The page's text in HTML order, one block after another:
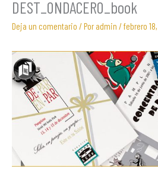
DEST_ONDACERO_book
Deja un comentario / Poradmin /febrero